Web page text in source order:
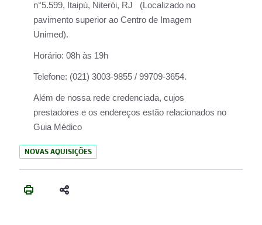
n°5.599, Itaipú, Niterói, RJ (Localizado no
pavimento superior ao Centro de Imagem
Unimed).
Horário: 08h às 19h
Telefone: (021) 3003-9855 / 99709-3654.
Além de nossa rede credenciada, cujos
prestadores e os endereços estão relacionados no
Guia Médico
NOVAS AQUISIÇÕES